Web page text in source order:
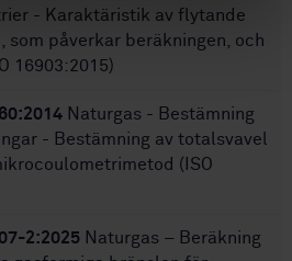
- Karaktäristik av flytande
som påverkar beräkningen, och
16903:2015)
Naturgas - Bestämning
- Bestämning av totalsvavel
(ISO
2:2025 Naturgas – Beräkning